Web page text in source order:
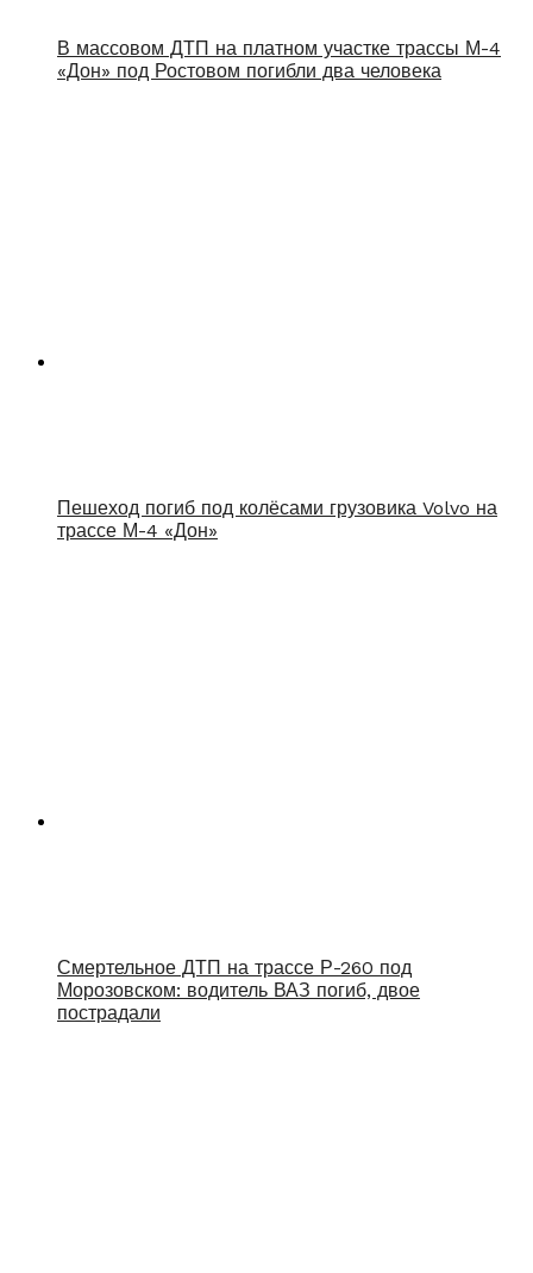
В массовом ДТП на платном участке трассы М-4
«Дон» под Ростовом погибли два человека
Пешеход погиб под колёсами грузовика Volvo на
трассе М-4 «Дон»
Смертельное ДТП на трассе Р-260 под
Морозовском: водитель ВАЗ погиб, двое
пострадали